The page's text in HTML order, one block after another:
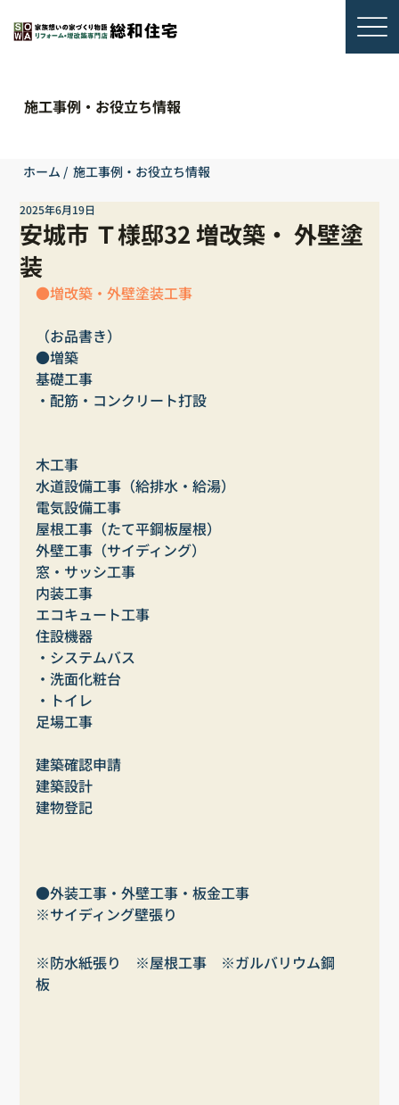
施工事例・お役立ち情報
安城市 Ｔ様邸32 増改築・ 外壁塗
装
2025年6月19日
●増改築・外壁塗装工事
（お品書き）
●増築
基礎工事
・配筋・コンクリート打設
木工事
水道設備工事（給排水・給湯）
電気設備工事
屋根工事（たて平鋼板屋根）
外壁工事（サイディング）
窓・サッシ工事
内装工事
エコキュート工事
住設機器
・システムバス
・洗面化粧台
・トイレ
足場工事
建築確認申請
建築設計
建物登記
●外装工事・外壁工事・板金工事
※サイディング壁張り
※防水紙張り　※屋根工事　※ガルバリウム鋼
板
ホーム / 施工事例・お役立ち情報